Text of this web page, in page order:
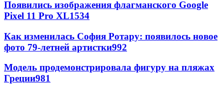
Появились изображения флагманского Google
Pixel 11 Pro XL1534
Как изменилась София Ротару: появилось новое
фото 79-летней артистки992
Модель продемонстрировала фигуру на пляжах
Греции981